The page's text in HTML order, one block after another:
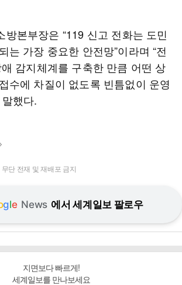
방본부장은 “119 신고 전화는 도민
는 가장 중요한 안전망”이라며 “전
감지체계를 구축한 만큼 어떤 상
수에 차질이 없도록 빈틈없이 운영
했다.
단 전재 및 재배포 금지
gle News 에서 세계일보 팔로우
지면보다 빠르게!
세계일보를 만나보세요